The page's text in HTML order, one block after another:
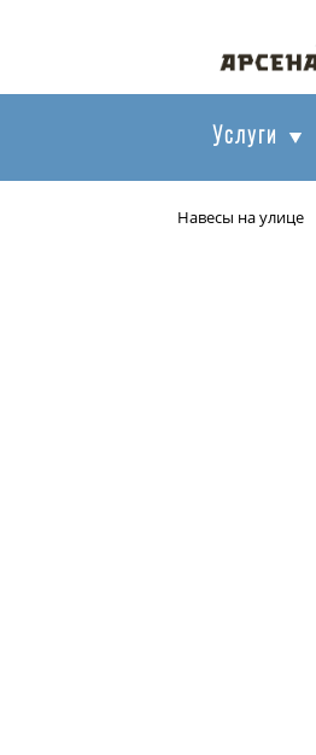
Услуги
Навесы на улице